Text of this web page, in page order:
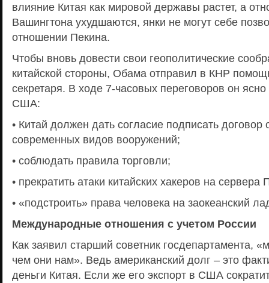
влияние Китая как мировой державы растет, а
Вашингтона ухудшаются, янки не могут себе
отношении Пекина.
Чтобы вновь довести свои геополитические
китайской стороны, Обама отправил в КНР
секретаря. В ходе 7-часовых переговоров он
США:
• Китай должен дать согласие подписать договор
современных видов вооружений;
• соблюдать правила торговли;
• прекратить атаки китайских хакеров на сервера
• «подстроить» права человека на заокеанский
Международные отношения с учетом России
Как заявил старший советник госдепартамента,
чем они нам». Ведь американский долг – это
деньги Китая. Если же его экспорт в США